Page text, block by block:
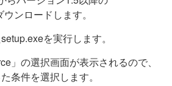
ンロードします。
を実行します。
」の選択画面が表示されるので、
条件を選択します。